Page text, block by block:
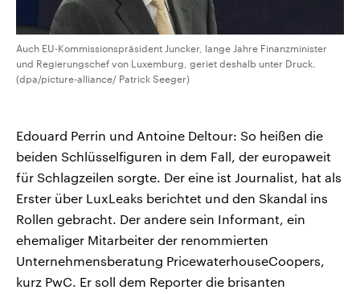
Auch EU-Kommissionspräsident Juncker, lange Jahre Finanzminister
und Regierungschef von Luxemburg, geriet deshalb unter Druck.
(dpa/picture-alliance/ Patrick Seeger)
Edouard Perrin und Antoine Deltour: So heißen die
beiden Schlüsselfiguren in dem Fall, der europaweit
für Schlagzeilen sorgte. Der eine ist Journalist, hat als
Erster über LuxLeaks berichtet und den Skandal ins
Rollen gebracht. Der andere sein Informant, ein
ehemaliger Mitarbeiter der renommierten
Unternehmensberatung PricewaterhouseCoopers,
kurz PwC. Er soll dem Reporter die brisanten